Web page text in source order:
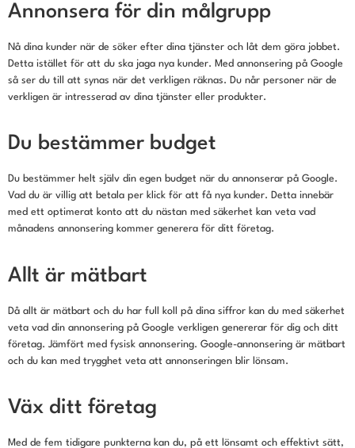
Annonsera för din målgrupp
Nå dina kunder när de söker efter dina tjänster och låt dem göra jobbet.
Detta istället för att du ska jaga nya kunder. Med annonsering på Google
så ser du till att synas när det verkligen räknas. Du når personer när de
verkligen är intresserad av dina tjänster eller produkter.
Du bestämmer budget
Du bestämmer helt själv din egen budget när du annonserar på Google.
Vad du är villig att betala per klick för att få nya kunder. Detta innebär
med ett optimerat konto att du nästan med säkerhet kan veta vad
månadens annonsering kommer generera för ditt företag.
Allt är mätbart
Då allt är mätbart och du har full koll på dina siffror kan du med säkerhet
veta vad din annonsering på Google verkligen genererar för dig och ditt
företag. Jämfört med fysisk annonsering. Google-annonsering är mätbart
och du kan med trygghet veta att annonseringen blir lönsam.
Väx ditt företag
Med de fem tidigare punkterna kan du, på ett lönsamt och effektivt sätt,